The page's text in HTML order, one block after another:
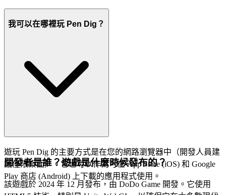
我可以在哪裡玩 Pen Dig？
遊玩 Pen Dig 的主要方式是在您的網路瀏覽器中（開發人員建
議僅限桌面）。它也可以作為可在 App Store (iOS) 和 Google
Play 商店 (Android) 上下載的應用程式使用。
開發者是誰？遊戲是什麼時候發布的？
該遊戲於 2024 年 12 月發布，由 DoDo Game 開發。它使用